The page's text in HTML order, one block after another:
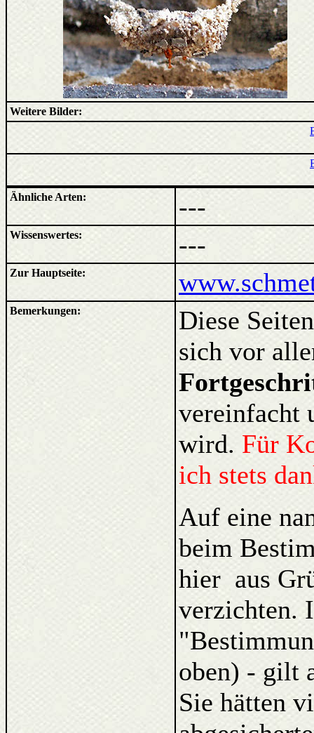
Weitere Bilder:
Ähnliche Arten: ---
Wissenswertes: ---
Zur Hauptseite:
Bemerkungen:
Diese
sich vor
vereinfacht
wird. Für
ich stets
Auf eine
beim
hier aus
verzichten.
oben) - gilt
Sie hätten